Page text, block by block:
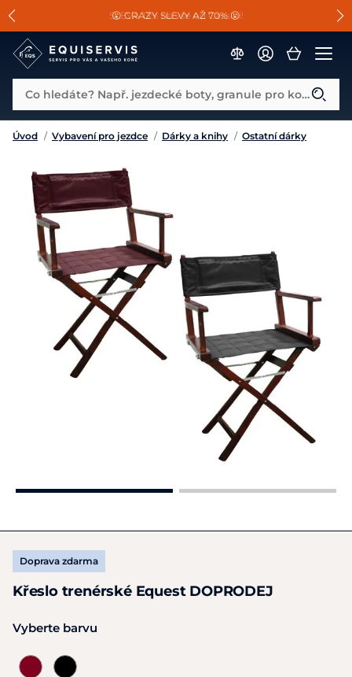
SLEVA 13% na vše od Cassini!
😮 CRAZY SLEVY AŽ 70% 😮
📐Pasování a doplňky k vybraným sedlům ZDARMA 🐴
Co hledáte? Např. jezdecké boty, granule pro koně...
Úvod / Vybavení pro jezdce / Dárky a knihy / Ostatní dárky
Doprava zdarma
Křeslo trenérské Equest DOPRODEJ
Vyberte barvu